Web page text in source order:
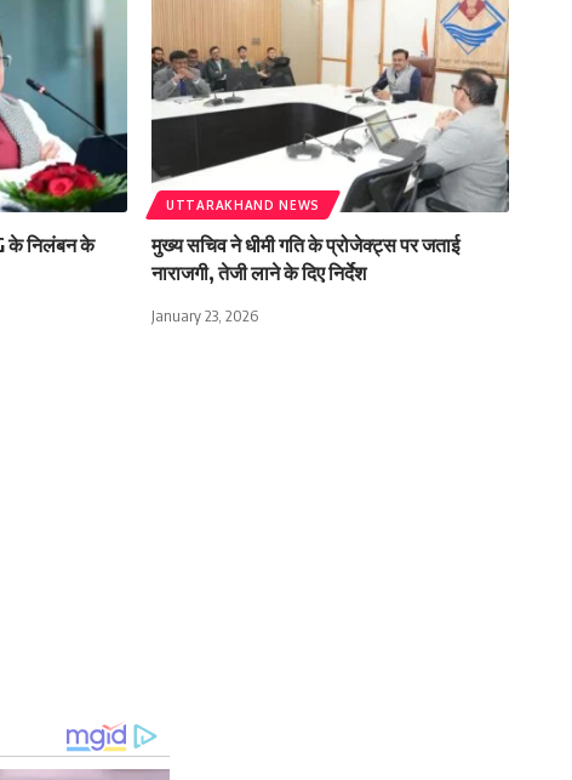
के निलंबन के
UTTARAKHAND NEWS
मुख्य सचिव ने धीमी गति के प्रोजेक्ट्स पर जताई
नाराजगी, तेजी लाने के दिए निर्देश
January 23, 2026